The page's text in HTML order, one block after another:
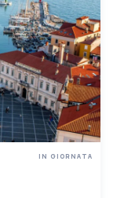
IN GIORNATA